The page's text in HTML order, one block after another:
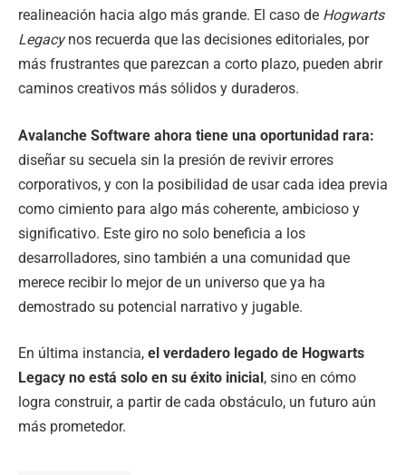
realineación hacia algo más grande. El caso de Hogwarts
Legacynos recuerda que las decisiones editoriales, por
más frustrantes que parezcan a corto plazo, pueden abrir
caminos creativos más sólidos y duraderos.
Avalanche Software ahora tiene una oportunidad rara:
diseñar su secuela sin la presión de revivir errores
corporativos, y con la posibilidad de usar cada idea previa
como cimiento para algo más coherente, ambicioso y
significativo. Este giro no solo beneficia a los
desarrolladores, sino también a una comunidad que
merece recibir lo mejor de un universo que ya ha
demostrado su potencial narrativo y jugable.
En última instancia, el verdadero legado de Hogwarts
Legacy no está solo en su éxito inicial, sino en cómo
logra construir, a partir de cada obstáculo, un futuro aún
más prometedor.